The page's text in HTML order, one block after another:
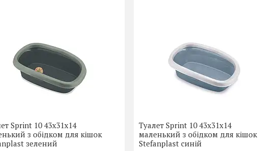
Sprint 10 43x31x14
з обідком для кішок
зелений
Туалет Sprint 10 43x31x14
маленький з обідком для кішок
Stefanplast синій